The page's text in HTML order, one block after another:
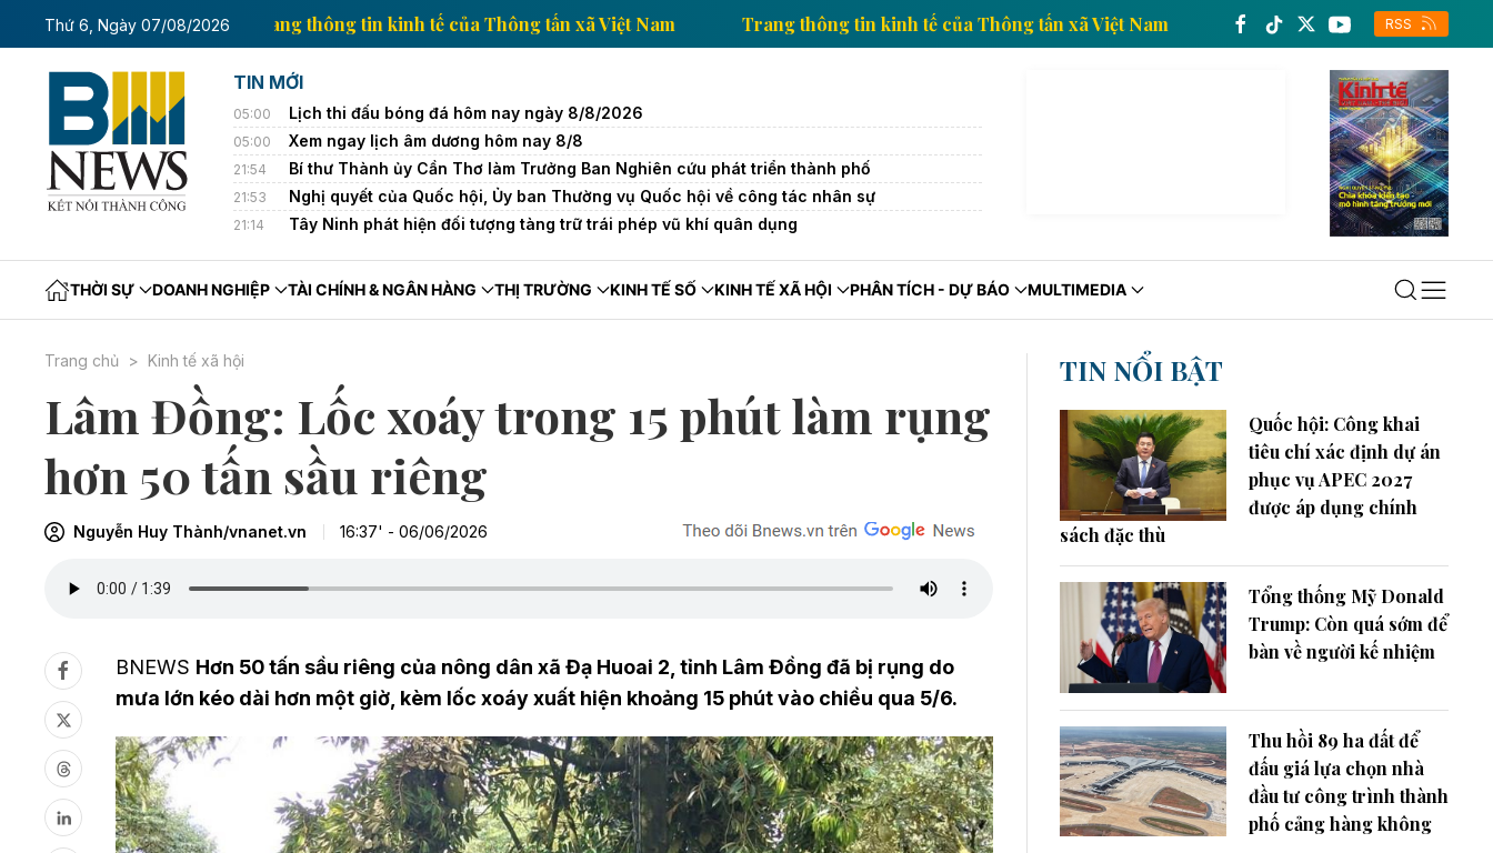
Thứ 6, Ngày 07/08/2026
tế của Thông tấn xã Việt Nam Trang thông tin kinh tế của Thông tấn xã Việt Nam Trang thông tin kinh tế của Thông tấn xã Việt Nam Trang thông tin
RSS
TIN MỚI
05:00 Lịch thi đấu bóng đá hôm nay ngày 8/8/2026
05:00 Xem ngay lịch âm dương hôm nay 8/8
21:54 Bí thư Thành ủy Cần Thơ làm Trưởng Ban Nghiên cứu phát triển thành phố
21:53 Nghị quyết của Quốc hội, Ủy ban Thường vụ Quốc hội về công tác nhân sự
21:14 Tây Ninh phát hiện đối tượng tàng trữ trái phép vũ khí quân dụng
THỜI SỰ DOANH NGHIỆP TÀI CHÍNH & NGÂN HÀNG THỊ TRƯỜNG KINH TẾ SỐ KINH TẾ XÃ HỘI PHÂN TÍCH - DỰ BÁO MULTIMEDIA
Trang chủ Kinh tế xã hội
Lâm Đồng: Lốc xoáy trong 15 phút làm rụng
hơn 50 tấn sầu riêng
Nguyễn Huy Thành/vnanet.vn 16:37' - 06/06/2026
BNEWS Hơn 50 tấn sầu riêng của nông dân xã Đạ Huoai 2, tỉnh Lâm Đồng đã bị rụng do
mưa lớn kéo dài hơn một giờ, kèm lốc xoáy xuất hiện khoảng 15 phút vào chiều qua 5/6.
TIN NỔI BẬT
Quốc hội: Công khai
tiêu chí xác định dự án
phục vụ APEC 2027
được áp dụng chính
sách đặc thù
Tổng thống Mỹ Donald
Trump: Còn quá sớm để
bàn về người kế nhiệm
Thu hồi 89 ha đất để
đấu giá lựa chọn nhà
đầu tư công trình thành
phố cảng hàng không